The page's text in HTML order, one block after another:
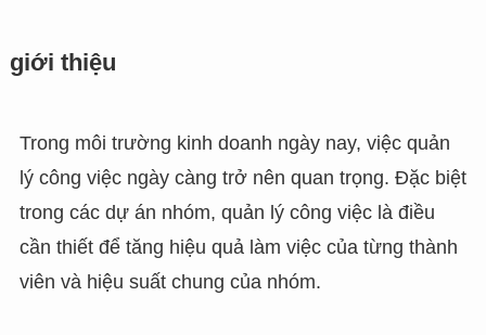
giới thiệu
Trong môi trường kinh doanh ngày nay, việc quản
lý công việc ngày càng trở nên quan trọng. Đặc biệt
trong các dự án nhóm, quản lý công việc là điều
cần thiết để tăng hiệu quả làm việc của từng thành
viên và hiệu suất chung của nhóm.